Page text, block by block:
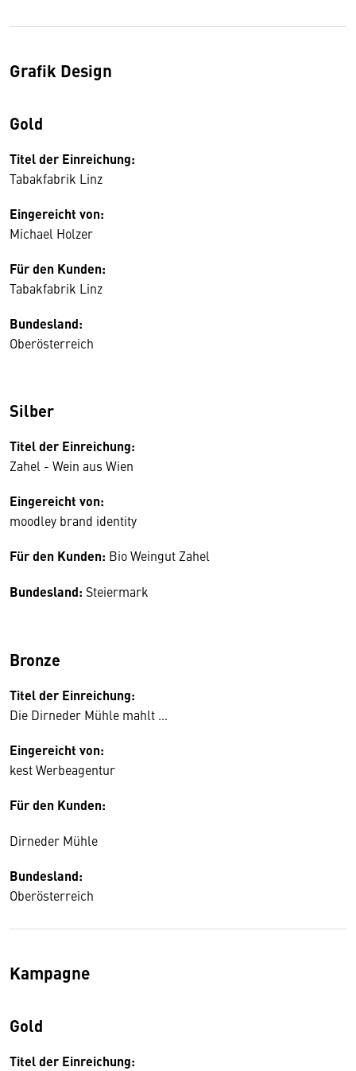
Grafik Design
Gold
Titel der Einreichung:
Tabakfabrik Linz
Eingereicht von:
Michael Holzer
Für den Kunden:
Tabakfabrik Linz
Bundesland:
Oberösterreich
Silber
Titel der Einreichung:
Zahel - Wein aus Wien
Eingereicht von:
moodley brand identity
Für den Kunden: Bio Weingut Zahel
Bundesland: Steiermark
Bronze
Titel der Einreichung:
Die Dirneder Mühle mahlt …
Eingereicht von:
kest Werbeagentur
Für den Kunden:
Dirneder Mühle
Bundesland:
Oberösterreich
Kampagne
Gold
Titel der Einreichung: